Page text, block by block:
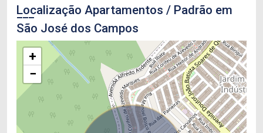
Localização Apartamentos / Padrão em
São José dos Campos
+
−